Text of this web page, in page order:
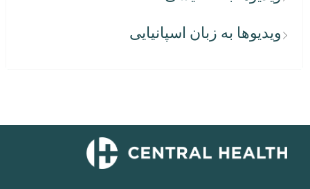
ویدیوها به زبان اسپانیایی